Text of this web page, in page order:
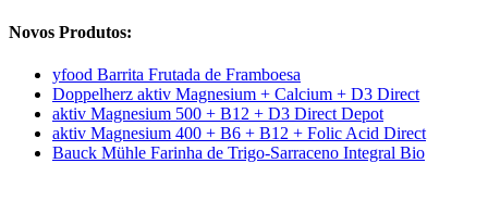
Novos Produtos:
yfood Barrita Frutada de Framboesa
Doppelherz aktiv Magnesium + Calcium + D3 Direct
aktiv Magnesium 500 + B12 + D3 Direct Depot
aktiv Magnesium 400 + B6 + B12 + Folic Acid Direct
Bauck Mühle Farinha de Trigo-Sarraceno Integral Bio